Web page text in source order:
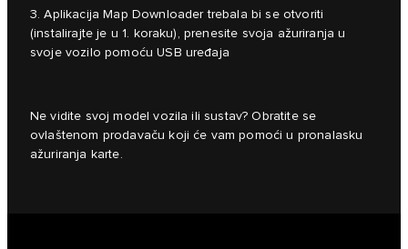
3. Aplikacija Map Downloader trebala bi se otvoriti
(instalirajte je u 1. koraku), prenesite svoja ažuriranja u
svoje vozilo pomoću USB uređaja
Ne vidite svoj model vozila ili sustav? Obratite se
ovlaštenom prodavaču koji će vam pomoći u pronalasku
ažuriranja karte.